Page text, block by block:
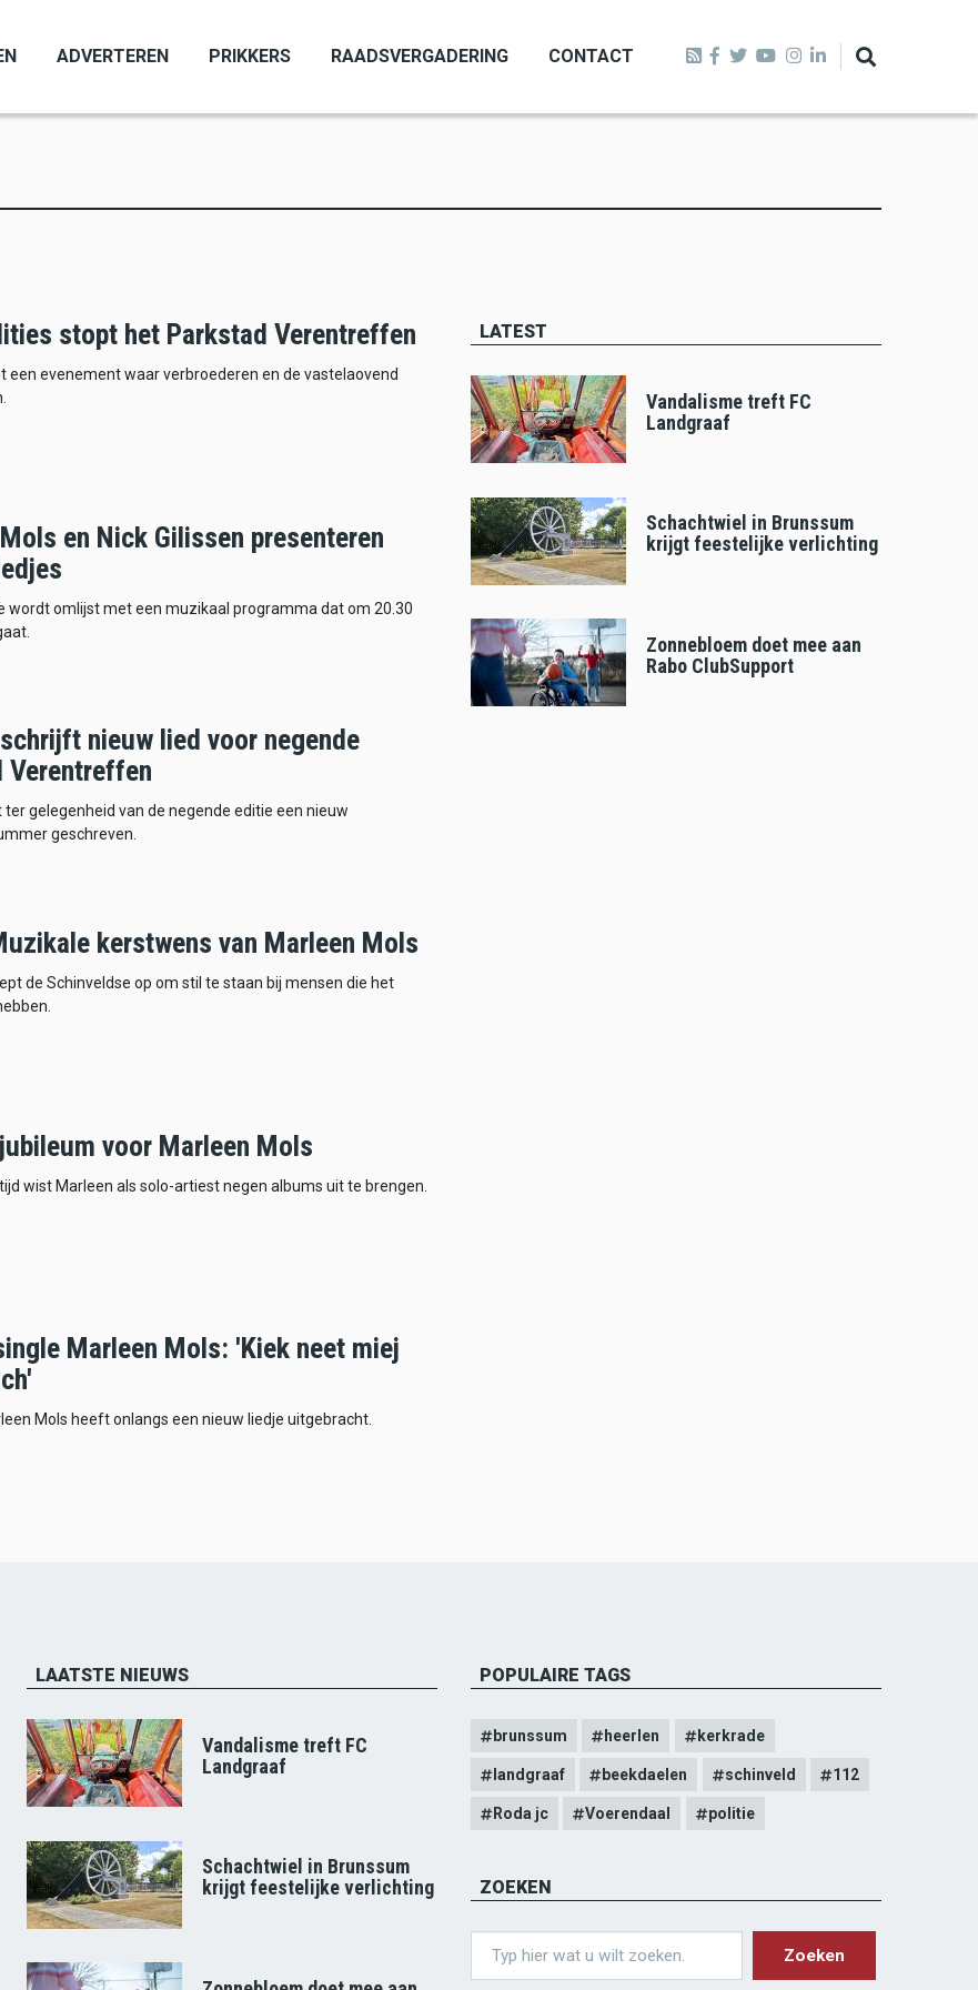
ADVERTEREN PRIKKERS RAADSVERGADERING CONTACT
stopt het Parkstad Verentreffen
een evenement waar verbroederen en de vastelaovend
en Nick Gilissen presenteren
wordt omlijst met een muzikaal programma dat om 20.30
nieuw lied voor negende
Verentreffen
gelegenheid van de negende editie een nieuw
geschreven.
kerstwens van Marleen Mols
de Schinveldse op om stil te staan bij mensen die het
voor Marleen Mols
wist Marleen als solo-artiest negen albums uit te brengen.
Marleen Mols: 'Kiek neet miej
Mols heeft onlangs een nieuw liedje uitgebracht.
LATEST
Vandalisme treft FC
Landgraaf
Schachtwiel in Brunssum
krijgt feestelijke verlichting
Zonnebloem doet mee aan
Rabo ClubSupport
LAATSTE NIEUWS
Vandalisme treft FC
Landgraaf
Schachtwiel in Brunssum
krijgt feestelijke verlichting
POPULAIRE TAGS
brunssum heerlen kerkrade
landgraaf beekdaelen schinveld 112
Roda jc Voerendaal politie
ZOEKEN